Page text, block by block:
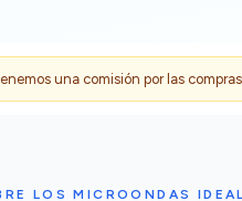
una comisión por las
LOS MICROONDAS